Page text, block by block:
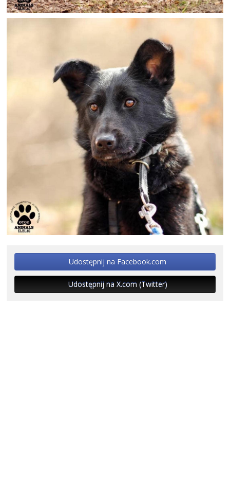
Udostępnij na Facebook.com
Udostępnij na X.com (Twitter)